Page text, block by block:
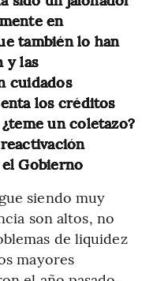
en
también lo han
y las
cuidados
los créditos
un coletazo?
Gobierno
siendo muy
son altos, no
de liquidez
mayores